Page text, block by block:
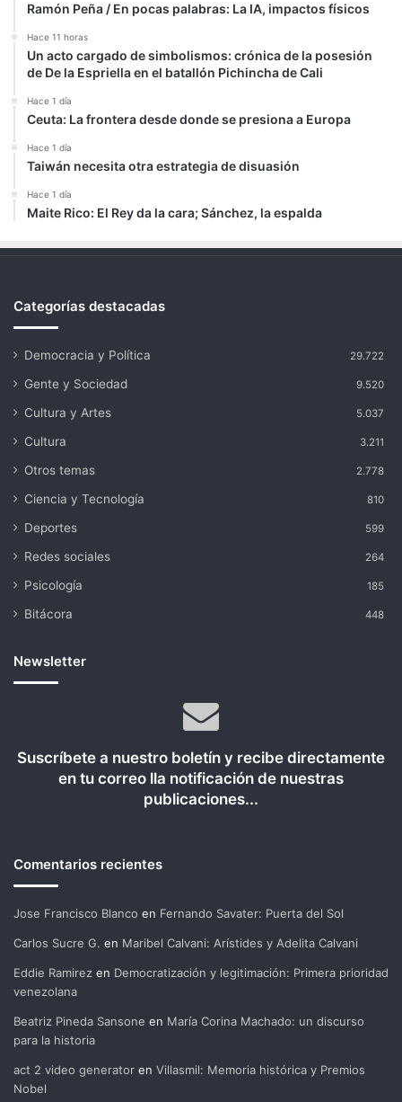
Ramón Peña / En pocas palabras: La IA, impactos físicos
Hace 11 horas
Un acto cargado de simbolismos: crónica de la posesión
de De la Espriella en el batallón Pichincha de Cali
Hace 1 día
Ceuta: La frontera desde donde se presiona a Europa
Hace 1 día
Taiwán necesita otra estrategia de disuasión
Hace 1 día
Maite Rico: El Rey da la cara; Sánchez, la espalda
Categorías destacadas
Democracia y Política 29.722
Gente y Sociedad 9.520
Cultura y Artes 5.037
Cultura 3.211
Otros temas 2.778
Ciencia y Tecnología 810
Deportes 599
Redes sociales 264
Psicología 185
Bitácora 448
Newsletter
Suscríbete a nuestro boletín y recibe directamente
en tu correo lla notificación de nuestras
publicaciones...
Comentarios recientes
Jose Francisco Blanco en Fernando Savater: Puerta del Sol
Carlos Sucre G. en Maribel Calvani: Arístides y Adelita Calvani
Eddie Ramirez en Democratización y legitimación: Primera prioridad
venezolana
Beatriz Pineda Sansone en María Corina Machado: un discurso
para la historia
act 2 video generator en Villasmil: Memoria histórica y Premios
Nobel